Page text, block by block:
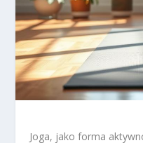
Joga, jako forma